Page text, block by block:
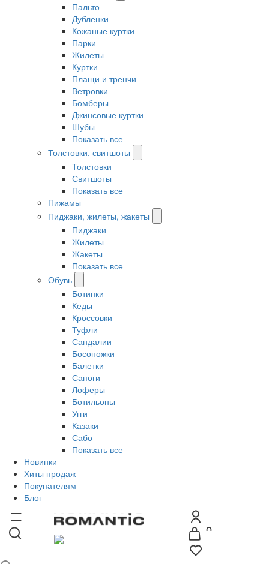
Пальто
Дубленки
Кожаные куртки
Парки
Жилеты
Куртки
Плащи и тренчи
Ветровки
Бомберы
Джинсовые куртки
Шубы
Показать все
Толстовки, свитшоты
Толстовки
Свитшоты
Показать все
Пижамы
Пиджаки, жилеты, жакеты
Пиджаки
Жилеты
Жакеты
Показать все
Обувь
Ботинки
Кеды
Кроссовки
Туфли
Сандалии
Босоножки
Балетки
Сапоги
Лоферы
Ботильоны
Угги
Казаки
Сабо
Показать все
Новинки
Хиты продаж
Покупателям
Блог